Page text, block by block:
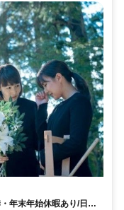
年末年始休暇あり/日勤/